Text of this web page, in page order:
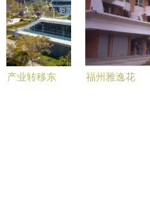
与商贸繁荣
之路
材展，共筑
商贸合作新
篇章
产业转移东
福州雅逸花